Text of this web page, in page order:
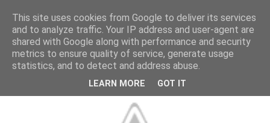
This site uses cookies from Google to deliver its services
and to analyze traffic. Your IP address and user-agent are
shared with Google along with performance and security
metrics to ensure quality of service, generate usage
statistics, and to detect and address abuse.
LEARN MORE GOT IT